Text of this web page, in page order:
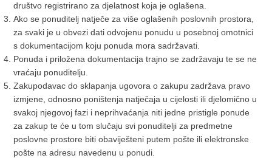
društvo registrirano za djelatnost koja je oglašena.
Ako se ponuditelj natječe za više oglašenih poslovnih prostora,
za svaki je u obvezi dati odvojenu ponudu u posebnoj omotnici
s dokumentacijom koju ponuda mora sadržavati.
Ponuda i priložena dokumentacija trajno se zadržavaju te se ne
vraćaju ponuditelju.
Zakupodavac do sklapanja ugovora o zakupu zadržava pravo
izmjene, odnosno poništenja natječaja u cijelosti ili djelomično u
svakoj njegovoj fazi i neprihvaćanja niti jedne pristigle ponude
za zakup te će u tom slučaju svi ponuditelji za predmetne
poslovne prostore biti obaviješteni putem pošte ili elektronske
pošte na adresu navedenu u ponudi.